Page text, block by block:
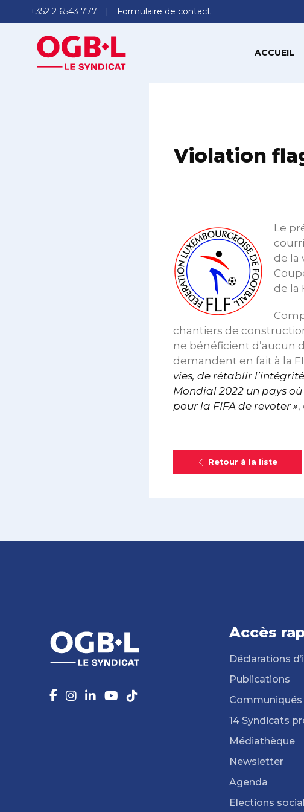
+352 2 6543 777 Formulaire de contact
ACCUEIL
Violation
Le
de la
de la
chantiers de
ne bénéficient d’aucun
demandent en fait à la
vies, de rétablir
Mondial 2022 un pays
pour la FIFA de revoter »,
Retour à la liste
Accès
Déclarations
Publications
Communiqués
14 Syndicats
Médiathèque
Newsletter
Agenda
Elections